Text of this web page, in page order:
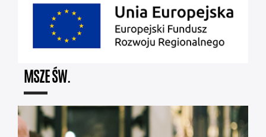
MSZE ŚW.